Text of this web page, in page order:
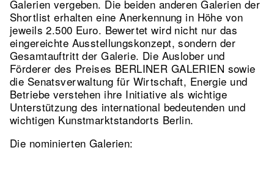
Galerien vergeben. Die beiden anderen Galerien der
Shortlist erhalten eine Anerkennung in Höhe von
jeweils 2.500 Euro. Bewertet wird nicht nur das
eingereichte Ausstellungskonzept, sondern der
Gesamtauftritt der Galerie. Die Auslober und
Förderer des Preises BERLINER GALERIEN sowie
die Senatsverwaltung für Wirtschaft, Energie und
Betriebe verstehen ihre Initiative als wichtige
Unterstützung des international bedeutenden und
wichtigen Kunstmarktstandorts Berlin.
Die nominierten Galerien: